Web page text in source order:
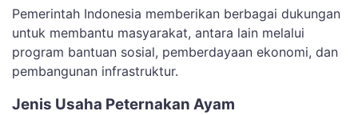
Pemerintah Indonesia memberikan berbagai dukungan
untuk membantu masyarakat, antara lain melalui
program bantuan sosial, pemberdayaan ekonomi, dan
pembangunan infrastruktur.
Jenis Usaha Peternakan Ayam